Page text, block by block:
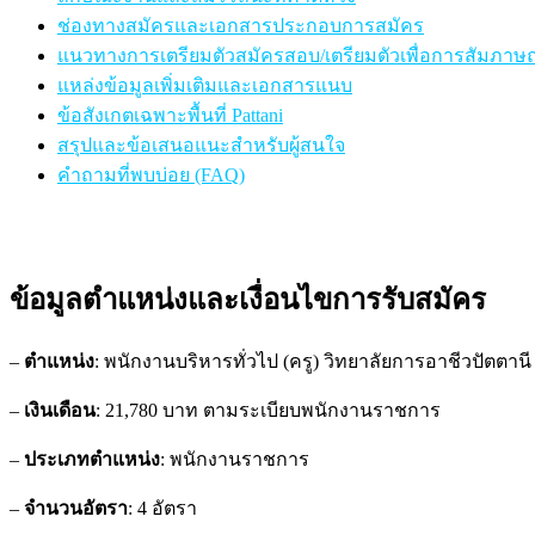
ช่องทางสมัครและเอกสารประกอบการสมัคร
แนวทางการเตรียมตัวสมัครสอบ/เตรียมตัวเพื่อการสัมภา
แหล่งข้อมูลเพิ่มเติมและเอกสารแนบ
ข้อสังเกตเฉพาะพื้นที่ Pattani
สรุปและข้อเสนอแนะสำหรับผู้สนใจ
คำถามที่พบบ่อย (FAQ)
ข้อมูลตำแหน่งและเงื่อนไขการรับสมัคร
– ตำแหน่ง: พนักงานบริหารทั่วไป (ครู) วิทยาลัยการอาชีวปัตตานี
– เงินเดือน: 21,780 บาท ตามระเบียบพนักงานราชการ
– ประเภทตำแหน่ง: พนักงานราชการ
– จำนวนอัตรา: 4 อัตรา